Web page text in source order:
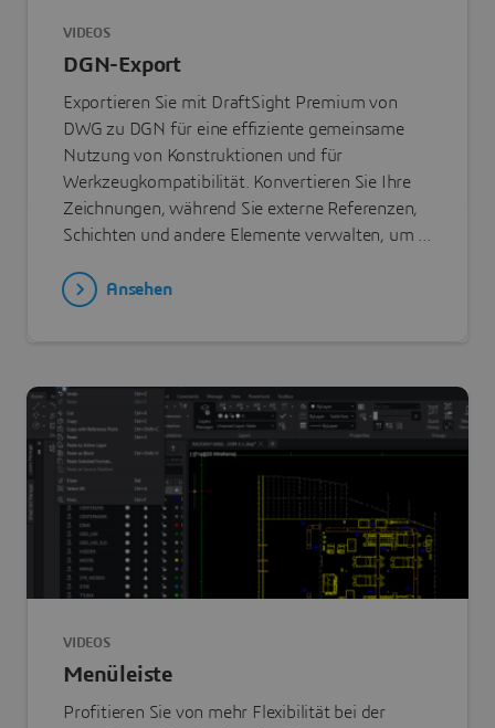
VIDEOS
DGN-Export
Exportieren Sie mit DraftSight Premium von
DWG zu DGN für eine effiziente gemeinsame
Nutzung von Konstruktionen und für
Werkzeugkompatibilität. Konvertieren Sie Ihre
Zeichnungen, während Sie externe Referenzen,
Schichten und andere Elemente verwalten, um ...
Ansehen
VIDEOS
Menüleiste
Profitieren Sie von mehr Flexibilität bei der